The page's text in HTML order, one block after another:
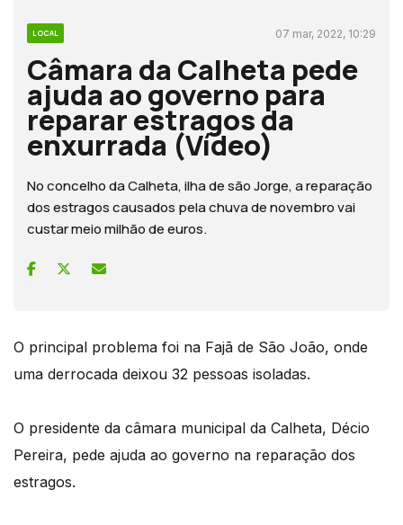
LOCAL 07 mar, 2022, 10:29
Câmara da Calheta pede
ajuda ao governo para
reparar estragos da
enxurrada (Vídeo)
No concelho da Calheta, ilha de são Jorge, a reparação
dos estragos causados pela chuva de novembro vai
custar meio milhão de euros.
O principal problema foi na Fajã de São João, onde
uma derrocada deixou 32 pessoas isoladas.
O presidente da câmara municipal da Calheta, Décio
Pereira, pede ajuda ao governo na reparação dos
estragos.